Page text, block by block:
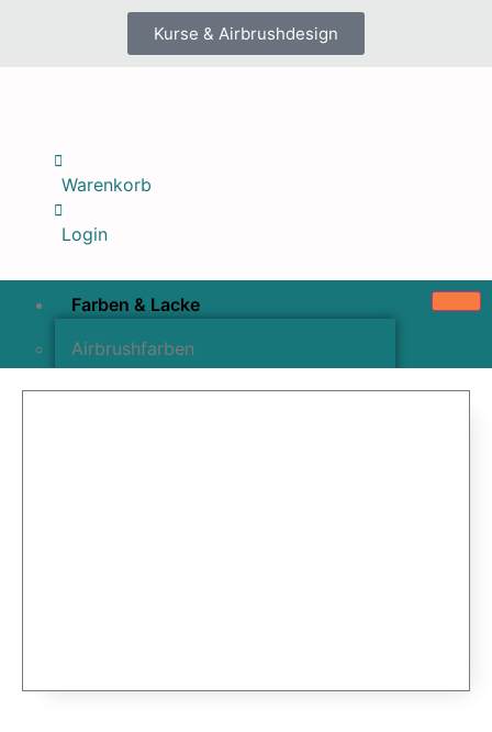
Kurse & Airbrushdesign
Warenkorb
Login
Farben & Lacke
Airbrushfarben